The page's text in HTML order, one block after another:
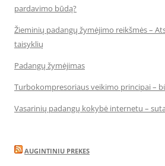
pardavimo būdą?
Žieminių padangų žymėjimo reikšmės –
taisyklių
Padangų žymėjimas
Turbokompresoriaus veikimo principai –
Vasarinių padangų kokybė internetu –
AUGINTINIU PREKES